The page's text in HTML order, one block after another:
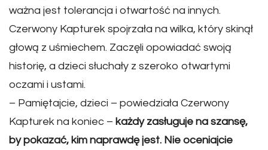
ważna jest tolerancja i otwartość na innych.
Czerwony Kapturek spojrzała na wilka, który skinął
głową z uśmiechem. Zaczęli opowiadać swoją
historię, a dzieci słuchały z szeroko otwartymi
oczami i ustami.
– Pamiętajcie, dzieci – powiedziała Czerwony
Kapturek na koniec – każdy zasługuje na szansę,
by pokazać, kim naprawdę jest. Nie oceniajcie